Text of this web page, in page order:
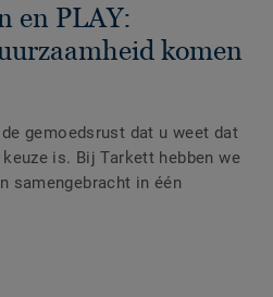
en PLAY:
komen
gemoedsrust dat u weet dat
is. Bij Tarkett hebben we
samengebracht in één